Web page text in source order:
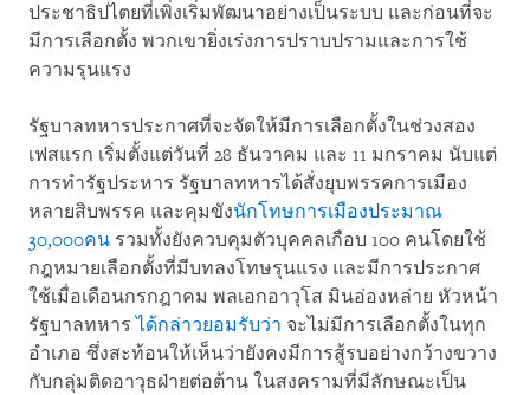
ประชาธิปไตยที่เพิ่งเริ่มพัฒนาอย่างเป็นระบบ และก่อนที่จะ
มีการเลือกตั้ง พวกเขายิ่งเร่งการปราบปรามและการใช้
ความรุนแรง
รัฐบาลทหารประกาศที่จะจัดให้มีการเลือกตั้งในช่วงสอง
เฟสแรก เริ่มตั้งแต่วันที่ 28 ธันวาคม และ 11 มกราคม นับแต่
การทำรัฐประหาร รัฐบาลทหารได้สั่งยุบพรรคการเมือง
หลายสิบพรรค และคุมขังนักโทษการเมืองประมาณ
30,000คน รวมทั้งยังควบคุมตัวบุคคลเกือบ 100 คนโดยใช้
กฎหมายเลือกตั้งที่มีบทลงโทษรุนแรง และมีการประกาศ
ใช้เมื่อเดือนกรกฎาคม พลเอกอาวุโส มินอ่องหล่าย หัวหน้า
รัฐบาลทหารได้กล่าวยอมรับว่า จะไม่มีการเลือกตั้งในทุก
อำเภอ ซึ่งสะท้อนให้เห็นว่ายังคงมีการสู้รบอย่างกว้างขวาง
กับกลุ่มติดอาวุธฝ่ายต่อต้าน ในสงครามที่มีลักษณะเป็น